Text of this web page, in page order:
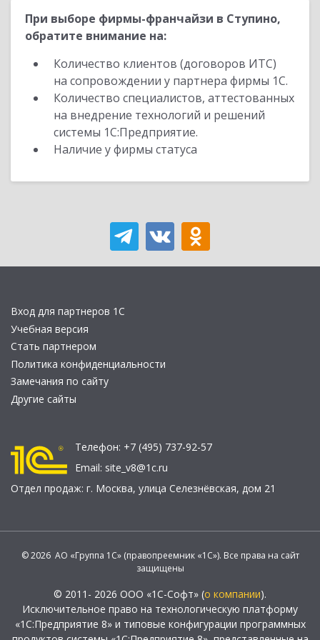
При выборе фирмы-франчайзи в Ступино,
обратите внимание на:
Количество клиентов (договоров ИТС)
на сопровождении у партнера фирмы 1С.
Количество специалистов, аттестованных
на внедрение технологий и решений
системы 1С:Предприятие.
Наличие у фирмы статуса
Вход для партнеров 1С
Учебная версия
Стать партнером
Политика конфиденциальности
Замечания по сайту
Другие сайты
Телефон: +7 (495) 737-92-57
Email: site_v8@1c.ru
Отдел продаж: г. Москва, улица Селезнёвская, дом 21
© 2026 АО «Группа 1С» (правопреемник «1С»). Все права на сайт
защищены
© 2011- 2026 ООО «1С-Софт» (о компании).
Исключительное право на технологическую платформу
«1С:Предприятие 8» и типовые конфигурации программных